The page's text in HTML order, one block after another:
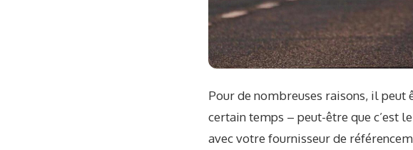
Pour de nombreuses raisons, il peut
certain temps – peut-être que c’est
avec votre fournisseur de